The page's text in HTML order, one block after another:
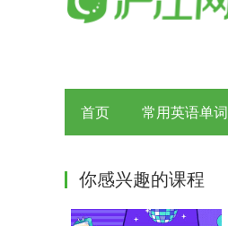
首页 常用英语单词
你感兴趣的课程